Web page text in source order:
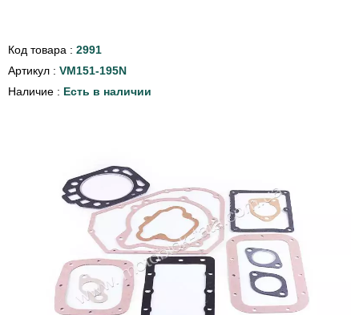
Код товара : 2991
Артикул : VM151-195N
Наличие : Есть в наличии